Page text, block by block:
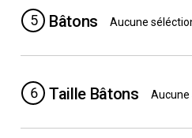
5 Bâtons Aucune
6 Taille Bâtons Aucune